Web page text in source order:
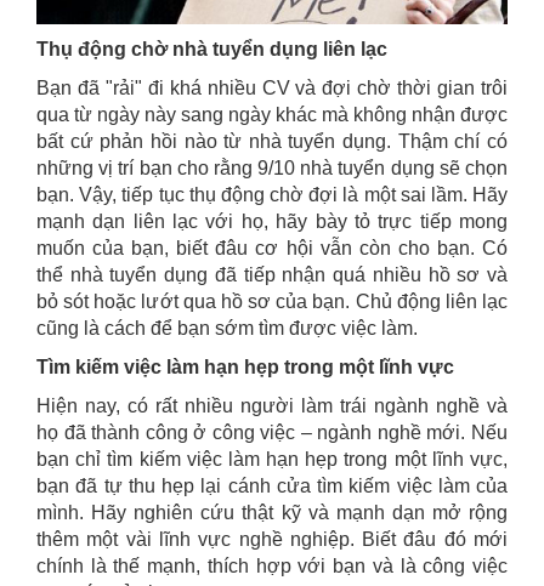
Thụ động chờ nhà tuyển dụng liên lạc
Bạn đã "rải" đi khá nhiều CV và đợi chờ thời gian trôi
qua từ ngày này sang ngày khác mà không nhận được
bất cứ phản hồi nào từ nhà tuyển dụng. Thậm chí có
những vị trí bạn cho rằng 9/10 nhà tuyển dụng sẽ chọn
bạn. Vậy, tiếp tục thụ động chờ đợi là một sai lầm. Hãy
mạnh dạn liên lạc với họ, hãy bày tỏ trực tiếp mong
muốn của bạn, biết đâu cơ hội vẫn còn cho bạn. Có
thể nhà tuyển dụng đã tiếp nhận quá nhiều hồ sơ và
bỏ sót hoặc lướt qua hồ sơ của bạn. Chủ động liên lạc
cũng là cách để bạn sớm tìm được việc làm.
Tìm kiếm việc làm hạn hẹp trong một lĩnh vực
Hiện nay, có rất nhiều người làm trái ngành nghề và
họ đã thành công ở công việc – ngành nghề mới. Nếu
bạn chỉ tìm kiếm việc làm hạn hẹp trong một lĩnh vực,
bạn đã tự thu hẹp lại cánh cửa tìm kiếm việc làm của
mình. Hãy nghiên cứu thật kỹ và mạnh dạn mở rộng
thêm một vài lĩnh vực nghề nghiệp. Biết đâu đó mới
chính là thế mạnh, thích hợp với bạn và là công việc